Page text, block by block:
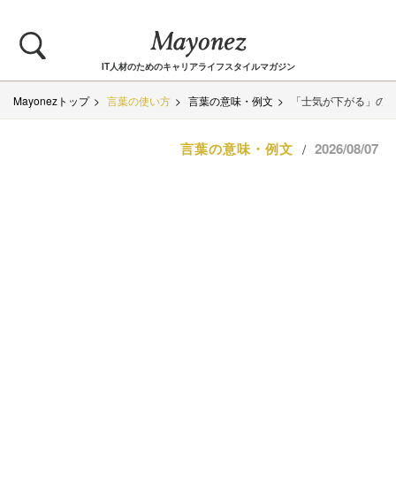
IT人材のためのキャリアライフスタイルマガジン
Mayonezトップ 言葉の使い方 言葉の意味・例文 「士気が下がる」の
言葉の意味・例文 / 2026/08/07